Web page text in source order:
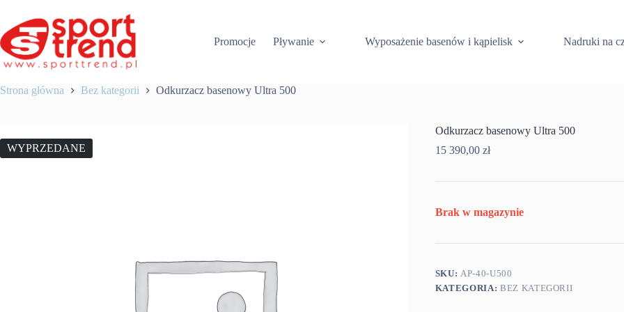
treści
Promocje
Pływanie Wyposażenie basenów i kąpielisk Nadruki na
Strona główna Bez kategorii Odkurzacz basenowy Ultra 500
WYPRZEDANE
Odkurzacz basenowy Ultra 500
15 390,00 zł
Brak w magazynie
SKU:AP-40-U500
KATEGORIA: BEZ KATEGORII